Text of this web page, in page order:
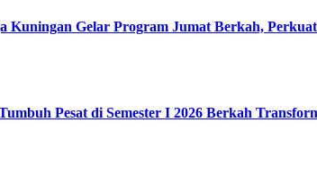
Kuningan Gelar Program Jumat Berkah,
Pesat di Semester I 2026 Berkah